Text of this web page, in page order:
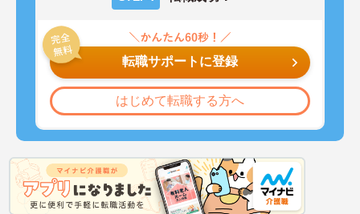
転職サポートに登録
はじめて転職する方へ